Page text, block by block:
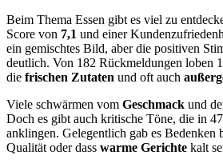
Beim Thema Essen gibt es viel zu
Score von 7,1 und einer
ein gemischtes Bild, aber die positiven
deutlich. Von 182 Rückmeldungen loben
die frischen Zutaten und oft auch
Viele schwärmen vom Geschmack und
Doch es gibt auch kritische Töne, die in
anklingen. Gelegentlich gab es Bedenken
Qualität oder dass warme Gerichte kalt